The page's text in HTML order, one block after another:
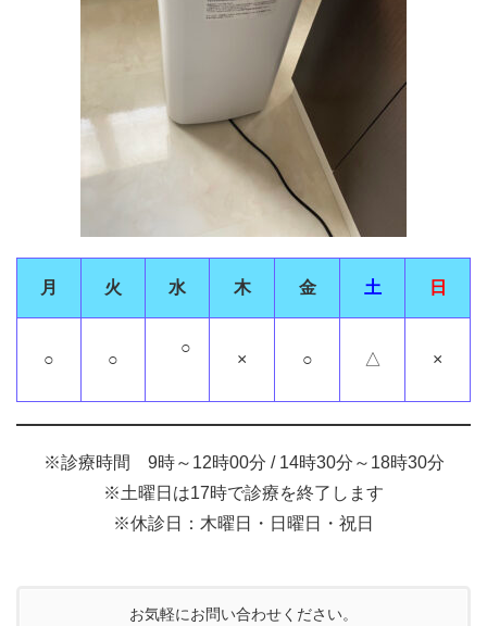
月 火 水 木 金 土 日
○ ○
○
× ○ △ ×
※診療時間 9時～12時00分 / 14時30分～18時30分
※土曜日は17時で診療を終了します
※休診日：木曜日・日曜日・祝日
お気軽にお問い合わせください。